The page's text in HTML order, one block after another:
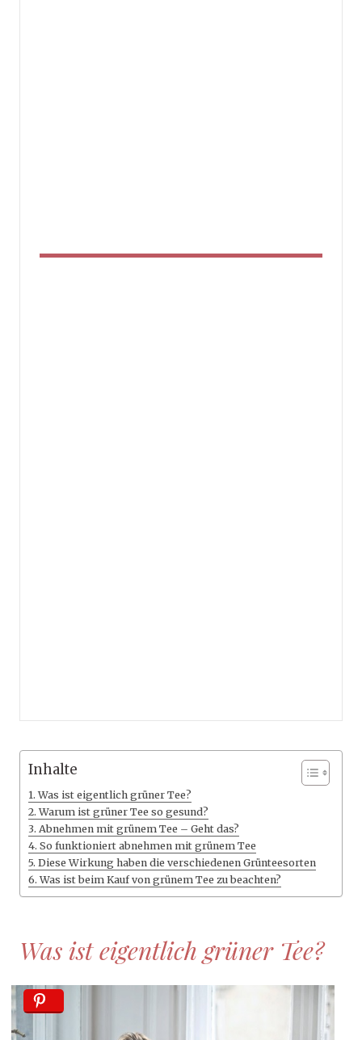
Inhalte
Was ist eigentlich grüner Tee?
Warum ist grüner Tee so gesund?
Abnehmen mit grünem Tee – Geht das?
So funktioniert abnehmen mit grünem Tee
Diese Wirkung haben die verschiedenen Grünteesorten
Was ist beim Kauf von grünem Tee zu beachten?
Was ist eigentlich grüner Tee?